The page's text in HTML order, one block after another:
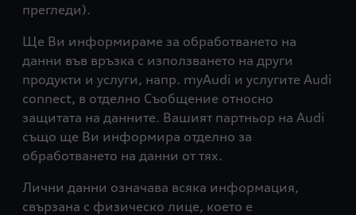
прегледи).
Ще Ви информираме за обработването на
данни във връзка с използването на други
продукти и услуги, напр. myAudi и услугите Audi
connect, в отделно Съобщение относно
защитата на данните. Вашият партньор на Audi
също ще Ви информира отделно за
обработването на данни от тях.
Лични данни означава всяка информация,
свързана с физическо лице, което е